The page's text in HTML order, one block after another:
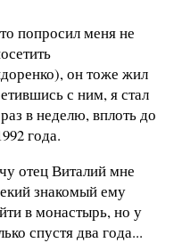
попросил меня не
он тоже жил
с ним, я стал
в неделю, вплоть до
года.
отец Виталий мне
знакомый ему
в монастырь, но у
спустя два года...